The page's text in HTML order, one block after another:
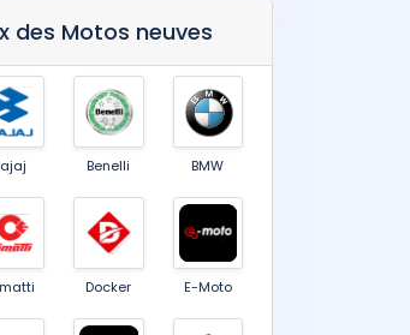
des Motos neuves
Benelli BMW
Docker E-Moto